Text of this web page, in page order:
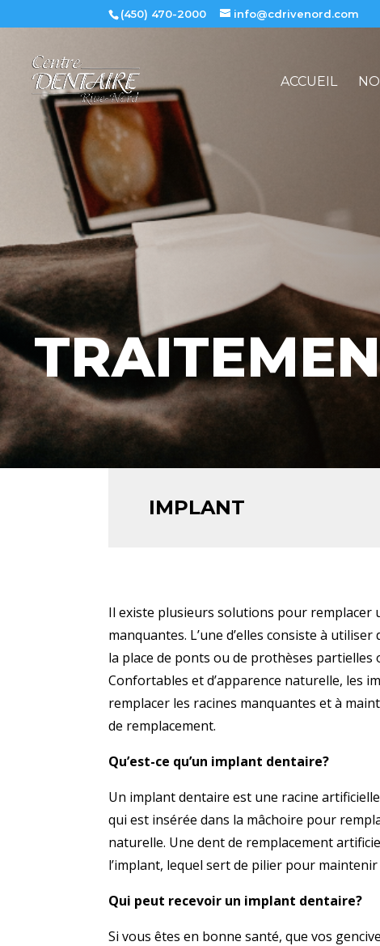
(450) 470-2000 info@cdrivenord.com
ACCUEIL
IMPLANT
Il existe plusieurs solutions pour remplacer
manquantes. L’une d’elles consiste à
la place de ponts ou de prothèses partielles
Confortables et d’apparence naturelle, les
remplacer les racines manquantes et à
de remplacement.
Qu’est-ce qu’un implant dentaire?
Un implant dentaire est une racine
qui est insérée dans la mâchoire pour
naturelle. Une dent de remplacement
l’implant, lequel sert de pilier pour maintenir
Qui peut recevoir un implant dentaire?
Si vous êtes en bonne santé, que vos